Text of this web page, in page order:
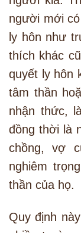
người mới
ly hôn như
thích khác
quyết ly hôn
tâm thần
nhận thức,
đồng thời là
chồng, vợ
nghiêm
thần của họ.
Quy định